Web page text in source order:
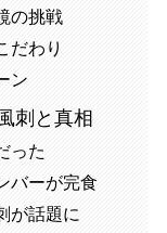
の挑戦
だわり
ン
刺と真相
った
バーが完食
が話題に